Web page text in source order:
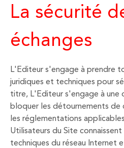
La sécurité
échanges
L'Editeur s'engage à prendre
juridiques et techniques pour
titre, L'Editeur s'engage à une
bloquer les détournements de
les réglementations
Utilisateurs du Site
techniques du réseau Internet